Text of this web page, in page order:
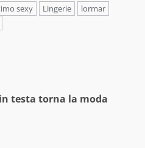
sexy Lingerie
lormar
testa torna la moda